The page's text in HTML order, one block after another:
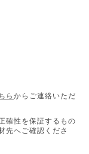
ら からご連絡いただ
確性を保証するもの
先へご確認くださ